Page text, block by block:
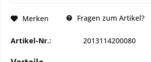
Merken Fragen zum Artikel?
Artikel-Nr.: 2013114200080